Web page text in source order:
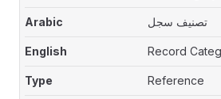
تصنيف سجل
Record
Reference